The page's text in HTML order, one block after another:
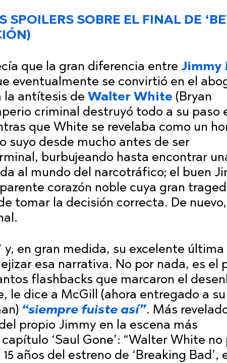
SPOILERS SOBRE EL FINAL DE
que la gran diferencia entre Jimmy
eventualmente se convirtió en el
la antítesis de Walter White (Bryan
criminal destruyó todo a su paso
que White se revelaba como un
suyo desde mucho antes de ser
burbujeando hasta encontrar
al mundo del narcotráfico; el buen
corazón noble cuya gran
tomar la decisión correcta. De
y, en gran medida, su excelente última
esa narrativa. No por nada, es el
flashbacks que marcaron el
le dice a McGill (ahora entregado a su
“siempre fuiste así”. Más
propio Jimmy en la escena más
‘Saul Gone’: “Walter White no
años del estreno de ‘Breaking Bad’,